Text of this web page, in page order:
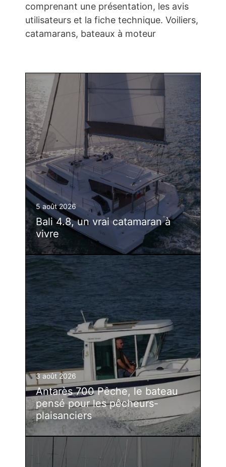
comprenant une présentation, les avis
utilisateurs et la fiche technique. Voiliers,
catamarans, bateaux à moteur
5 août 2026
Bali 4.8, un vrai catamaran à
vivre
3 août 2026
Antarès 700 Pêche, le bateau
pensé pour les pêcheurs-
plaisanciers